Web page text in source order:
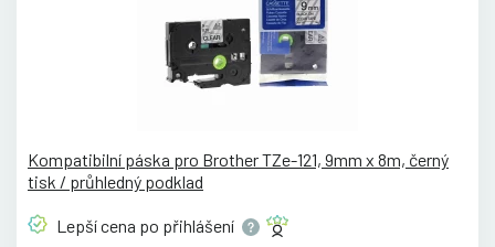
Kompatibilní páska pro Brother TZe-121, 9mm x 8m, černý
tisk / průhledný podklad
Lepší cena po přihlášení